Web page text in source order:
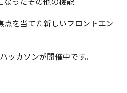
なったその他の機能
点を当てた新しいフロントエン
ッカソンが開催中です。